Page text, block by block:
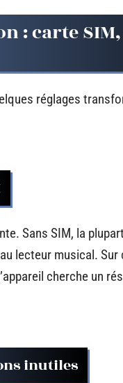
: carte
réglages
Sans SIM, la
lecteur musical.
cherche un
inutiles